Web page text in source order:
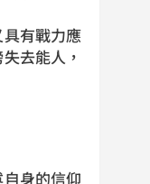
有戰力應
去能人，
身的信仰